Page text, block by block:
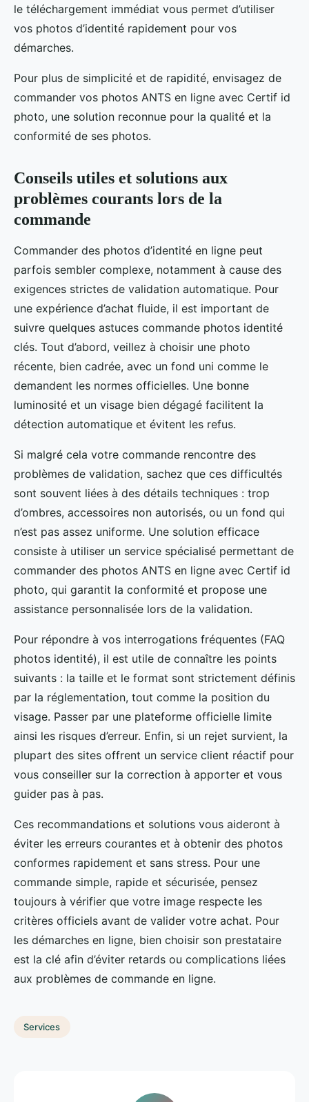
le téléchargement immédiat vous permet d’utiliser
vos photos d’identité rapidement pour vos
démarches.
Pour plus de simplicité et de rapidité, envisagez de
commander vos photos ANTS en ligne avec Certif id
photo, une solution reconnue pour la qualité et la
conformité de ses photos.
Conseils utiles et solutions aux
problèmes courants lors de la
commande
Commander des photos d’identité en ligne peut
parfois sembler complexe, notamment à cause des
exigences strictes de validation automatique. Pour
une expérience d’achat fluide, il est important de
suivre quelques astuces commande photos identité
clés. Tout d’abord, veillez à choisir une photo
récente, bien cadrée, avec un fond uni comme le
demandent les normes officielles. Une bonne
luminosité et un visage bien dégagé facilitent la
détection automatique et évitent les refus.
Si malgré cela votre commande rencontre des
problèmes de validation, sachez que ces difficultés
sont souvent liées à des détails techniques : trop
d’ombres, accessoires non autorisés, ou un fond qui
n’est pas assez uniforme. Une solution efficace
consiste à utiliser un service spécialisé permettant de
commander des photos ANTS en ligne avec Certif id
photo, qui garantit la conformité et propose une
assistance personnalisée lors de la validation.
Pour répondre à vos interrogations fréquentes (FAQ
photos identité), il est utile de connaître les points
suivants : la taille et le format sont strictement définis
par la réglementation, tout comme la position du
visage. Passer par une plateforme officielle limite
ainsi les risques d’erreur. Enfin, si un rejet survient, la
plupart des sites offrent un service client réactif pour
vous conseiller sur la correction à apporter et vous
guider pas à pas.
Ces recommandations et solutions vous aideront à
éviter les erreurs courantes et à obtenir des photos
conformes rapidement et sans stress. Pour une
commande simple, rapide et sécurisée, pensez
toujours à vérifier que votre image respecte les
critères officiels avant de valider votre achat. Pour
les démarches en ligne, bien choisir son prestataire
est la clé afin d’éviter retards ou complications liées
aux problèmes de commande en ligne.
Services